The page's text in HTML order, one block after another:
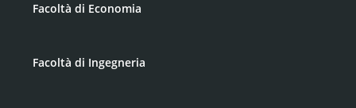
Facoltà di Economia
Facoltà di Ingegneria